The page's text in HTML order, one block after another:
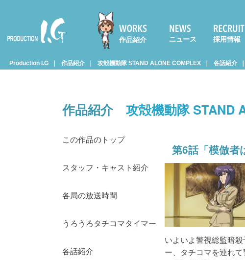
Prod
作品紹介 ニュース 採用情報
Production I.G 作品紹介 攻殻機動隊 STAND ALONE COMPLEX 各話紹介
作品紹介 攻殻機動隊 STAND
この作品のトップ
スタッフ・キャスト紹介
各局の放送時間
うろうろタチコマタイマー
各話紹介
第6話「模倣者
いよいよ警視総監暗
ー、タチコマを連れ